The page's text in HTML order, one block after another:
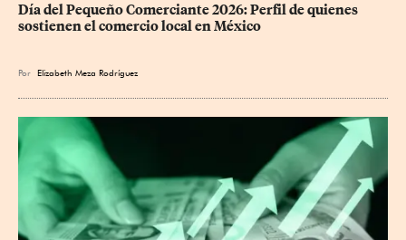
Día del Pequeño Comerciante 2026: Perfil de quienes
sostienen el comercio local en México
Por Elizabeth Meza Rodríguez